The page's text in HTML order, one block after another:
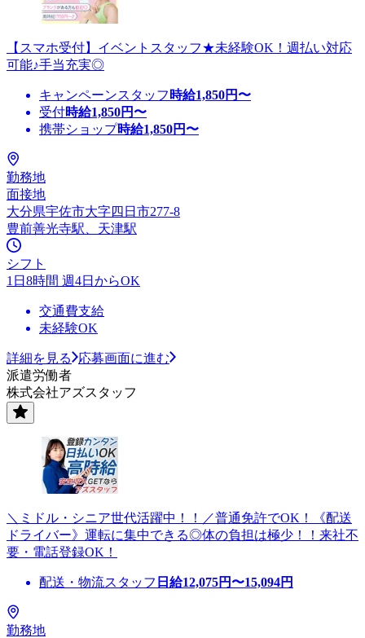
【スマホ受付】イベントスタッフ★未経験OK！週払い対応
可能♪手当充実◎
キャンペーンスタッフ 時給1,850円〜
受付時給1,850円〜
携帯ショップ時給1,850円〜
勤務地
面接地
大分県宇佐市大字四日市277-8
豊前善光寺駅、天津駅
シフト
1日8時間 週4日からOK
交通費支給
未経験OK
詳細を見る
応募画面に進む
派遣労働者
株式会社アズスタッフ
＼ミドル・シニア世代活躍中！！／普通免許でOK！《配送
ドライバー》運転に集中できる◎体の負担は極少！！来社不
要・電話登録OK！
配送・物流スタッフ 日給12,075円〜15,094円
勤務地